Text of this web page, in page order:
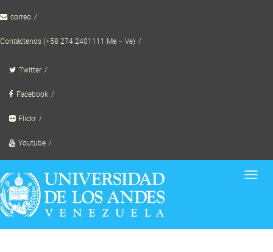
to correo
Contáctenos (+58 274 2401111 Me – Ve)
Twitter
Facebook
Flickr
Youtube